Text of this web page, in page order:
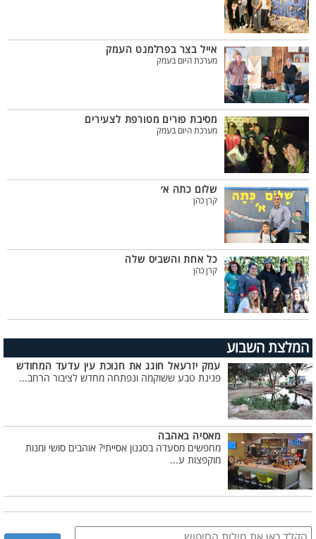
אייל בצר בפרלמנט העמק
מערכת היום בעמק
מסיבת פורים מטורפת לצעירים
מערכת היום בעמק
שלום כתה א׳
קרן כהן
כל אחת והשביס שלה
קרן כהן
המלצת השבוע
עמק יזרעאל חוגג את חנוכת עין עדעד המחודש
פנינת טבע ששוקמה ונפתחה מחדש לציבור הרחב...
מאסיה באהבה
מחפשים מסעדה בסגנון אסייתי? אוהבים סושי ומנות
מוקפצות ע...